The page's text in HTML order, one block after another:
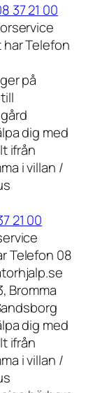
37 21 00
Telefon
på
dig med
ifrån
i villan /
21 00
Telefon 08
Bromma
dig med
ifrån
i villan /